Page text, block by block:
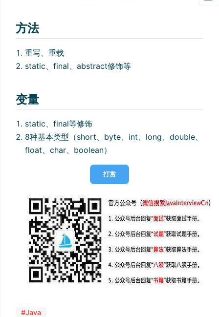
方法
重写、重载
static、final、abstract修饰等
变量
static、final等修饰
8种基本类型（short、byte、int、long、double、
float、char、boolean）
打赏
#Java